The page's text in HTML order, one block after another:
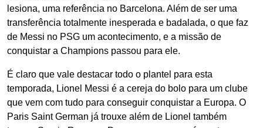
lesiona, uma referência no Barcelona. Além de ser uma
transferência totalmente inesperada e badalada, o que faz
de Messi no PSG um acontecimento, e a missão de
conquistar a Champions passou para ele.
É claro que vale destacar todo o plantel para esta
temporada, Lionel Messi é a cereja do bolo para um clube
que vem com tudo para conseguir conquistar a Europa. O
Paris Saint German já trouxe além de Lionel também